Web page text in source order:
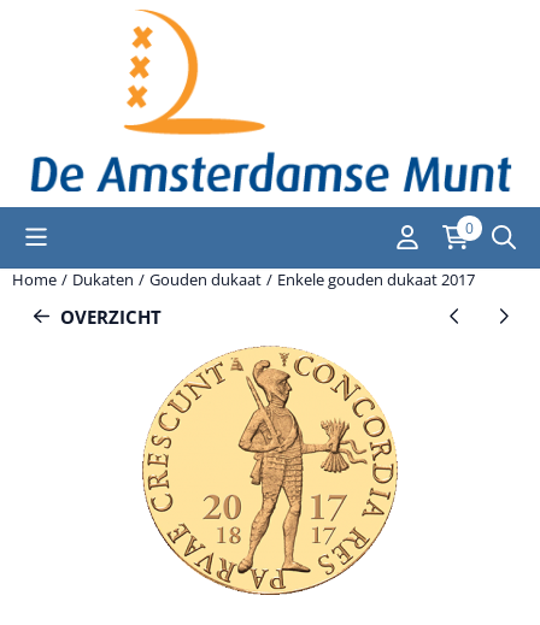
Cookievoorkeuren zijn momenteel gesloten.
0
Home / Dukaten / Gouden dukaat / Enkele gouden dukaat 2017
OVERZICHT